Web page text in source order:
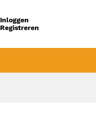
Inloggen
Registreren